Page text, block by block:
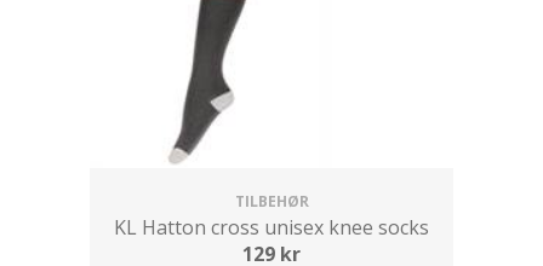
TILBEHØR
KL Hatton cross unisex knee socks
129 kr